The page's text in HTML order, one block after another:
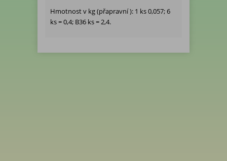
Hmotnost v kg (přapravní ): 1 ks 0,057; 6
ks = 0,4; B36 ks = 2,4.